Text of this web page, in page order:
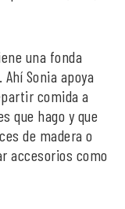
una fonda
Sonia apoya
comida a
que hago y que
de madera o
accesorios como